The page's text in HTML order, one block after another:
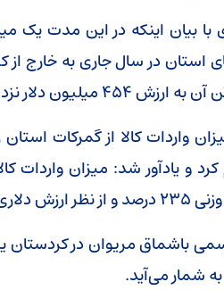
دلار نزد گمرکات استان اظهار و ترخیص شده است.
کرد و یادآور شد: میزان
۸۵ درصد افزایش داشته است.
باشماق مریوان در کردستان
شمار می‌آید.